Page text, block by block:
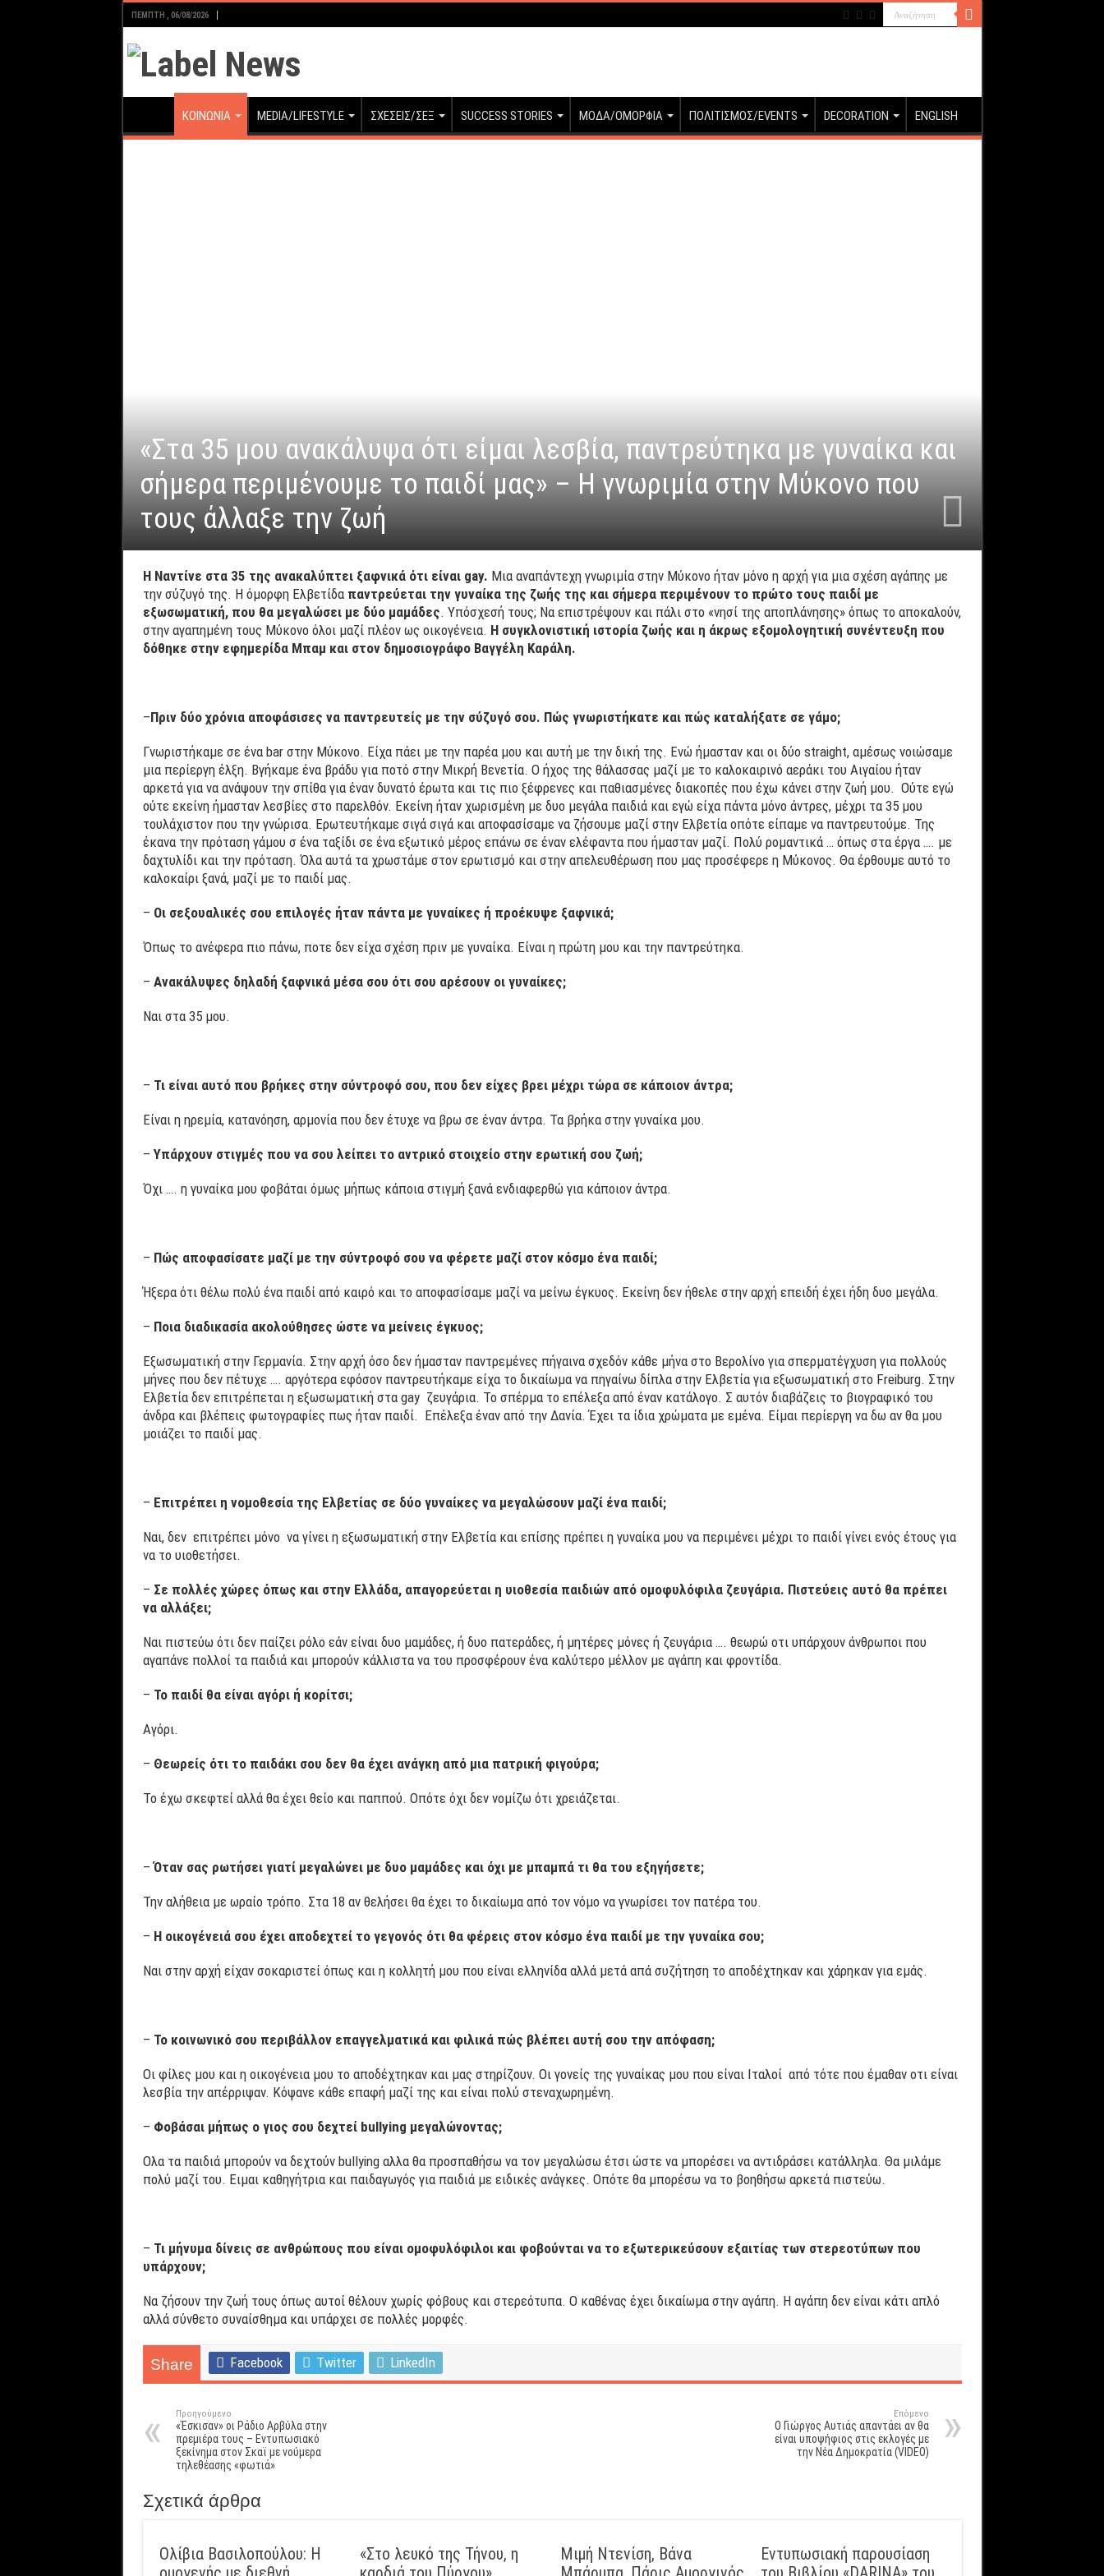
ΠΈΜΠΤΗ , 06/08/2026
ΚΟΙΝΩΝΙΑ MEDIA/LIFESTYLE ΣΧΕΣΕΙΣ/ΣΕΞ SUCCESS STORIES ΜΟΔΑ/ΟΜΟΡΦΙΑ ΠΟΛΙΤΙΣΜΟΣ/EVENTS DECORATION ENGLISH
«Στα 35 μου ανακάλυψα ότι είμαι λεσβία, παντρεύτηκα με γυναίκα και
σήμερα περιμένουμε το παιδί μας» – Η γνωριμία στην Μύκονο που
τους άλλαξε την ζωή
Η Ναντίνε στα 35 της ανακαλύπτει ξαφνικά ότι είναι gay. Μια αναπάντεχη γνωριμία στην Μύκονο ήταν μόνο η αρχή για μια σχέση αγάπης με
την σύζυγό της. Η όμορφη Ελβετίδα παντρεύεται την γυναίκα της ζωής της και σήμερα περιμένουν το πρώτο τους παιδί με
εξωσωματική, που θα μεγαλώσει με δύο μαμάδες. Υπόσχεσή τους; Να επιστρέψουν και πάλι στο «νησί της αποπλάνησης» όπως το αποκαλούν,
στην αγαπημένη τους Μύκονο όλοι μαζί πλέον ως οικογένεια. Η συγκλονιστική ιστορία ζωής και η άκρως εξομολογητική συνέντευξη που
δόθηκε στην εφημερίδα Μπαμ και στον δημοσιογράφο Βαγγέλη Καράλη.
–Πριν δύο χρόνια αποφάσισες να παντρευτείς με την σύζυγό σου. Πώς γνωριστήκατε και πώς καταλήξατε σε γάμο;
Γνωριστήκαμε σε ένα bar στην Μύκονο. Είχα πάει με την παρέα μου και αυτή με την δική της. Ενώ ήμασταν και οι δύο straight, αμέσως νοιώσαμε
μια περίεργη έλξη. Βγήκαμε ένα βράδυ για ποτό στην Μικρή Βενετία. Ο ήχος της θάλασσας μαζί με το καλοκαιρινό αεράκι του Αιγαίου ήταν
αρκετά για να ανάψουν την σπίθα για έναν δυνατό έρωτα και τις πιο ξέφρενες και παθιασμένες διακοπές που έχω κάνει στην ζωή μου. Ούτε εγώ
ούτε εκείνη ήμασταν λεσβίες στο παρελθόν. Εκείνη ήταν χωρισμένη με δυο μεγάλα παιδιά και εγώ είχα πάντα μόνο άντρες, μέχρι τα 35 μου
τουλάχιστον που την γνώρισα. Ερωτευτήκαμε σιγά σιγά και αποφασίσαμε να ζήσουμε μαζί στην Ελβετία οπότε είπαμε να παντρευτούμε. Της
έκανα την πρόταση γάμου σ ένα ταξίδι σε ένα εξωτικό μέρος επάνω σε έναν ελέφαντα που ήμασταν μαζί. Πολύ ρομαντικά … όπως στα έργα …. με
δαχτυλίδι και την πρόταση. Όλα αυτά τα χρωστάμε στον ερωτισμό και στην απελευθέρωση που μας προσέφερε η Μύκονος. Θα έρθουμε αυτό το
καλοκαίρι ξανά, μαζί με το παιδί μας.
– Οι σεξουαλικές σου επιλογές ήταν πάντα με γυναίκες ή προέκυψε ξαφνικά;
Όπως το ανέφερα πιο πάνω, ποτε δεν είχα σχέση πριν με γυναίκα. Είναι η πρώτη μου και την παντρεύτηκα.
– Ανακάλυψες δηλαδή ξαφνικά μέσα σου ότι σου αρέσουν οι γυναίκες;
Ναι στα 35 μου.
– Τι είναι αυτό που βρήκες στην σύντροφό σου, που δεν είχες βρει μέχρι τώρα σε κάποιον άντρα;
Είναι η ηρεμία, κατανόηση, αρμονία που δεν έτυχε να βρω σε έναν άντρα. Τα βρήκα στην γυναίκα μου.
– Υπάρχουν στιγμές που να σου λείπει το αντρικό στοιχείο στην ερωτική σου ζωή;
Όχι …. η γυναίκα μου φοβάται όμως μήπως κάποια στιγμή ξανά ενδιαφερθώ για κάποιον άντρα.
– Πώς αποφασίσατε μαζί με την σύντροφό σου να φέρετε μαζί στον κόσμο ένα παιδί;
Ήξερα ότι θέλω πολύ ένα παιδί από καιρό και το αποφασίσαμε μαζί να μείνω έγκυος. Εκείνη δεν ήθελε στην αρχή επειδή έχει ήδη δυο μεγάλα.
– Ποια διαδικασία ακολούθησες ώστε να μείνεις έγκυος;
Εξωσωματική στην Γερμανία. Στην αρχή όσο δεν ήμασταν παντρεμένες πήγαινα σχεδόν κάθε μήνα στο Βερολίνο για σπερματέγχυση για πολλούς
μήνες που δεν πέτυχε …. αργότερα εφόσον παντρευτήκαμε είχα το δικαίωμα να πηγαίνω δίπλα στην Ελβετία για εξωσωματική στο Freiburg. Στην
Ελβετία δεν επιτρέπεται η εξωσωματική στα gay ζευγάρια. Το σπέρμα το επέλεξα από έναν κατάλογο. Σ αυτόν διαβάζεις το βιογραφικό του
άνδρα και βλέπεις φωτογραφίες πως ήταν παιδί. Επέλεξα έναν από την Δανία. Έχει τα ίδια χρώματα με εμένα. Είμαι περίεργη να δω αν θα μου
μοιάζει το παιδί μας.
– Επιτρέπει η νομοθεσία της Ελβετίας σε δύο γυναίκες να μεγαλώσουν μαζί ένα παιδί;
Ναι, δεν επιτρέπει μόνο να γίνει η εξωσωματική στην Ελβετία και επίσης πρέπει η γυναίκα μου να περιμένει μέχρι το παιδί γίνει ενός έτους για
να το υιοθετήσει.
– Σε πολλές χώρες όπως και στην Ελλάδα, απαγορεύεται η υιοθεσία παιδιών από ομοφυλόφιλα ζευγάρια. Πιστεύεις αυτό θα πρέπει
να αλλάξει;
Ναι πιστεύω ότι δεν παίζει ρόλο εάν είναι δυο μαμάδες, ή δυο πατεράδες, ή μητέρες μόνες ή ζευγάρια …. θεωρώ οτι υπάρχουν άνθρωποι που
αγαπάνε πολλοί τα παιδιά και μπορούν κάλλιστα να του προσφέρουν ένα καλύτερο μέλλον με αγάπη και φροντίδα.
– Το παιδί θα είναι αγόρι ή κορίτσι;
Αγόρι.
– Θεωρείς ότι το παιδάκι σου δεν θα έχει ανάγκη από μια πατρική φιγούρα;
Το έχω σκεφτεί αλλά θα έχει θείο και παππού. Οπότε όχι δεν νομίζω ότι χρειάζεται.
–Όταν σας ρωτήσει γιατί μεγαλώνει με δυο μαμάδες και όχι με μπαμπά τι θα του εξηγήσετε;
Την αλήθεια με ωραίο τρόπο. Στα 18 αν θελήσει θα έχει το δικαίωμα από τον νόμο να γνωρίσει τον πατέρα του.
– Η οικογένειά σου έχει αποδεχτεί το γεγονός ότι θα φέρεις στον κόσμο ένα παιδί με την γυναίκα σου;
Ναι στην αρχή είχαν σοκαριστεί όπως και η κολλητή μου που είναι ελληνίδα αλλά μετά απά συζήτηση το αποδέχτηκαν και χάρηκαν για εμάς.
– Το κοινωνικό σου περιβάλλον επαγγελματικά και φιλικά πώς βλέπει αυτή σου την απόφαση;
Οι φίλες μου και η οικογένεια μου το αποδέχτηκαν και μας στηρίζουν. Οι γονείς της γυναίκας μου που είναι Ιταλοί από τότε που έμαθαν οτι είναι
λεσβία την απέρριψαν. Κόψανε κάθε επαφή μαζί της και είναι πολύ στεναχωρημένη.
– Φοβάσαι μήπως ο γιος σου δεχτεί bullying μεγαλώνοντας;
Ολα τα παιδιά μπορούν να δεχτούν bullying αλλα θα προσπαθήσω να τον μεγαλώσω έτσι ώστε να μπορέσει να αντιδράσει κατάλληλα. Θα μιλάμε
πολύ μαζί του. Ειμαι καθηγήτρια και παιδαγωγός για παιδιά με ειδικές ανάγκες. Οπότε θα μπορέσω να το βοηθήσω αρκετά πιστεύω.
– Τι μήνυμα δίνεις σε ανθρώπους που είναι ομοφυλόφιλοι και φοβούνται να το εξωτερικεύσουν εξαιτίας των στερεοτύπων που
υπάρχουν;
Να ζήσουν την ζωή τους όπως αυτοί θέλουν χωρίς φόβους και στερεότυπα. Ο καθένας έχει δικαίωμα στην αγάπη. Η αγάπη δεν είναι κάτι απλό
αλλά σύνθετο συναίσθημα και υπάρχει σε πολλές μορφές.
Share Facebook Twitter LinkedIn
Προηγούμενο
«Έσκισαν» οι Ράδιο Αρβύλα στην
πρεμιέρα τους – Εντυπωσιακό
ξεκίνημα στον Σκαϊ με νούμερα
τηλεθέασης «φωτιά»
Επόμενο
Ο Γιώργος Αυτιάς απαντάει αν θα
είναι υποψήφιος στις εκλογές με
την Νέα Δημοκρατία (VIDEO)
Σχετικά άρθρα
Ολίβια Βασιλοπούλου: Η
«Στο λευκό της Τήνου, η
Μιμή Ντενίση, Βάνα
Εντυπωσιακή παρουσίαση